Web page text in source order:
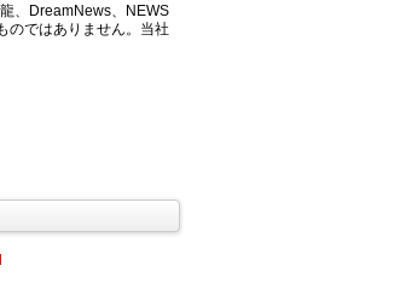
、DreamNews、NEWS
のではありません。当社